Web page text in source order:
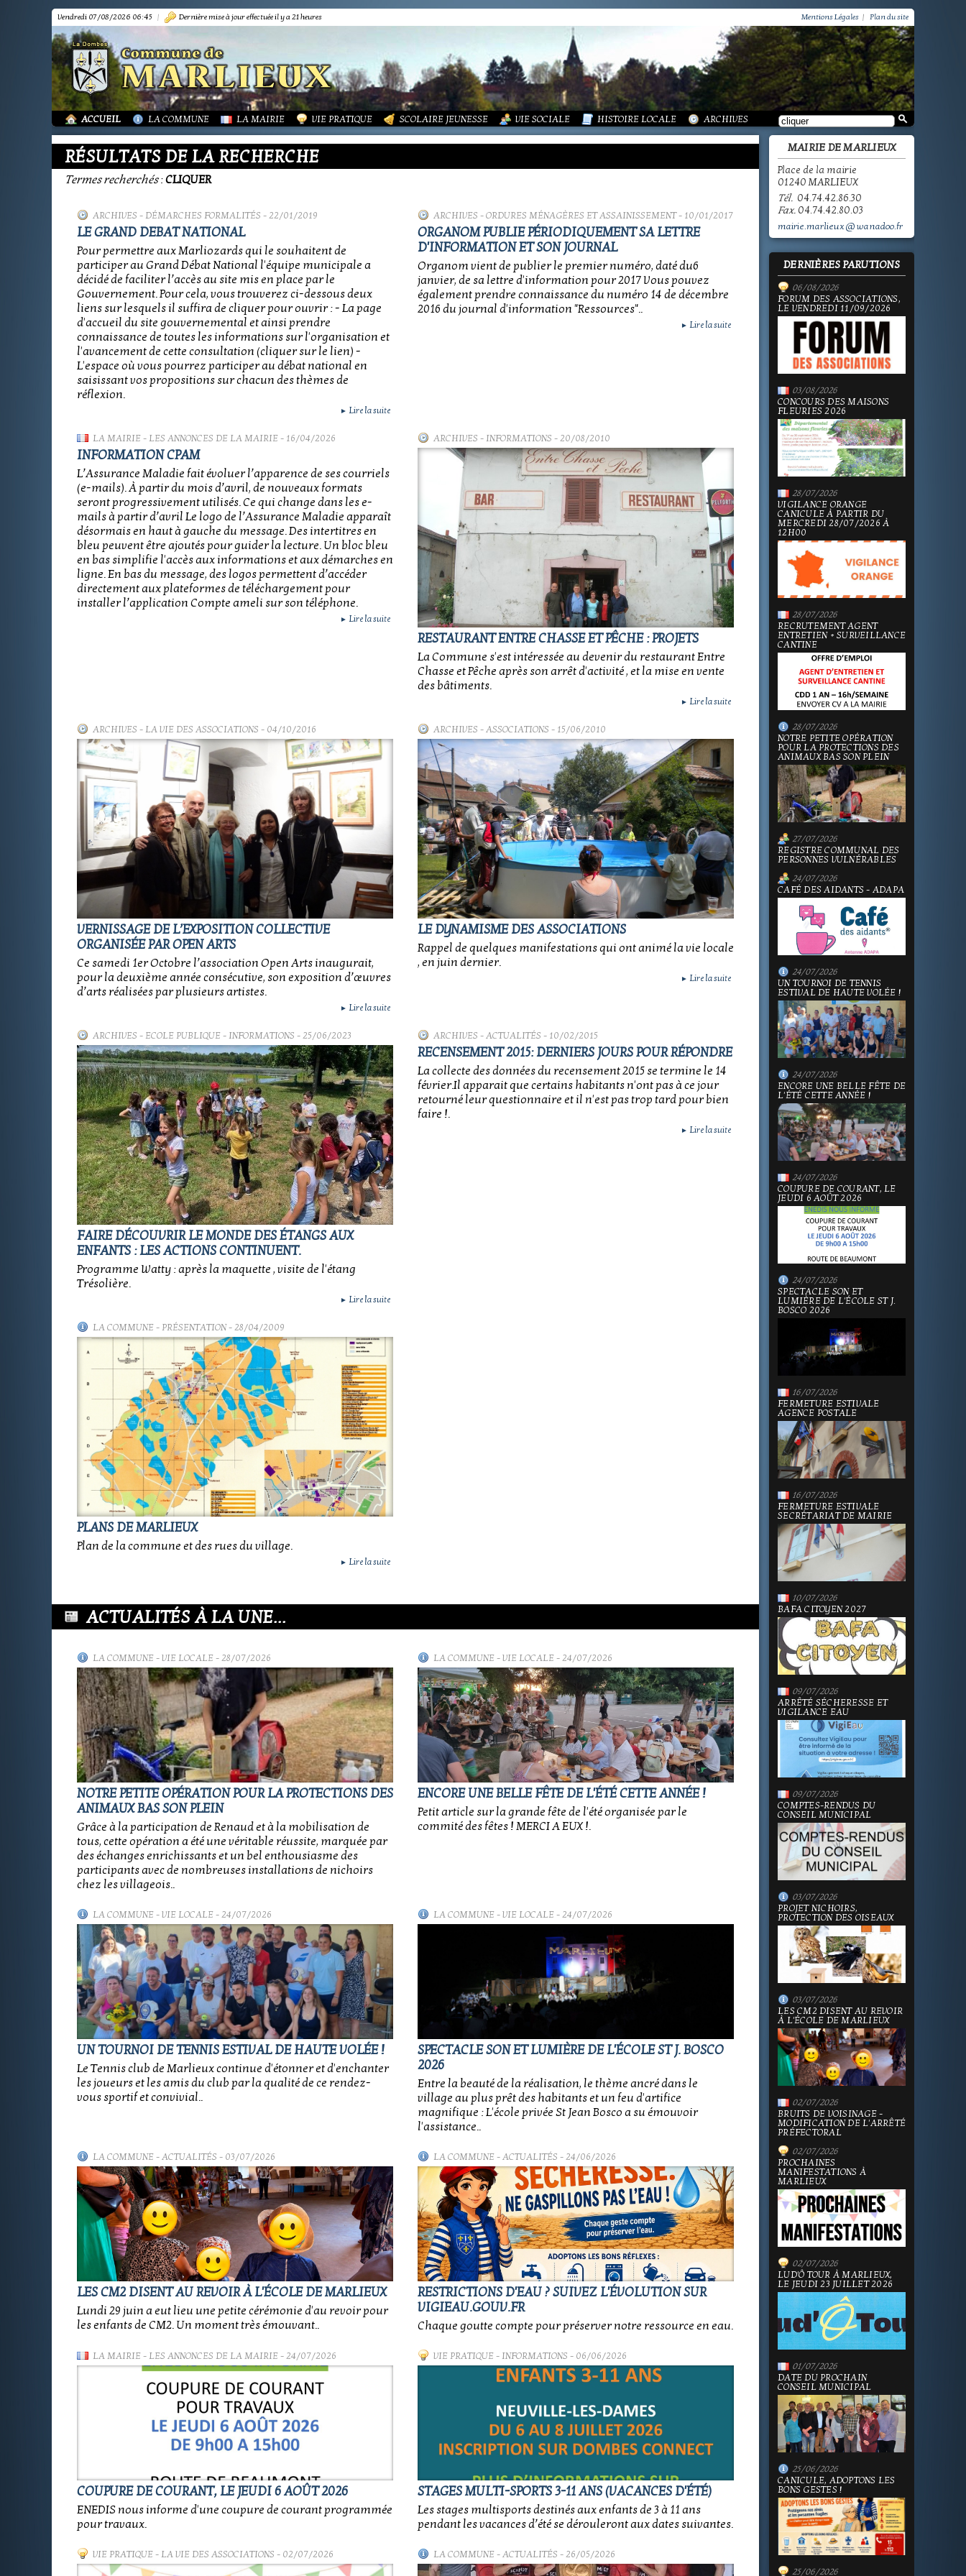
Vendredi 07/08/2026 06:45 | Dernière mise à jour effectuée il y a 21 heures Mentions Légales | Plan du site
ACCUEIL LA COMMUNE LA MAIRIE VIE PRATIQUE SCOLAIRE JEUNESSE VIE SOCIALE HISTOIRE LOCALE ARCHIVES
RÉSULTATS DE LA RECHERCHE
Termes recherchés:CLIQUER
ARCHIVES - DÉMARCHES FORMALITÉS - 22/01/2019
LE GRAND DEBAT NATIONAL
Pour permettre aux Marliozards qui le souhaitent de
participer au Grand Débat National l'équipe municipale a
décidé de faciliter l’accès au site mis en place par le
Gouvernement. Pour cela, vous trouverez ci-dessous deux
liens sur lesquels il suffira de cliquer pour ouvrir : - La page
d'accueil du site gouvernemental et ainsi prendre
connaissance de toutes les informations sur l'organisation et
l'avancement de cette consultation (cliquer sur le lien) -
L'espace où vous pourrez participer au débat national en
saisissant vos propositions sur chacun des thèmes de
réflexion.
► Lire la suite
ARCHIVES -ORDURES MÉNAGÈRES ET ASSAINISSEMENT- 10/01/2017
ORGANOM PUBLIE PÉRIODIQUEMENT SA LETTRE
D'INFORMATION ET SON JOURNAL
Organom vient de publier le premier numéro, daté du6
janvier, de sa lettre d'information pour 2017 Vous pouvez
également prendre connaissance du numéro 14 de décembre
2016 du journal d'information "Ressources"..
► Lire la suite
LA MAIRIE- LES ANNONCES DE LA MAIRIE- 16/04/2026
INFORMATION CPAM
L’Assurance Maladie fait évoluer l’apparence de ses courriels
(e-mails). À partir du mois d’avril, de nouveaux formats
seront progressivement utilisés. Ce qui change dans les e-
mails à partir d’avril Le logo de l’Assurance Maladie apparaît
désormais en haut à gauche du message. Des intertitres en
bleu peuvent être ajoutés pour guider la lecture. Un bloc bleu
en bas simplifie l'accès aux informations et aux démarches en
ligne. En bas du message, des logos permettent d’accéder
directement aux plateformes de téléchargement pour
installer l’application Compte ameli sur son téléphone.
► Lire la suite
ARCHIVES - INFORMATIONS - 20/08/2010
RESTAURANT ENTRE CHASSE ET PÊCHE : PROJETS
La Commune s'est intéressée au devenir du restaurant Entre
Chasse et Pêche après son arrêt d'activité , et la mise en vente
des bâtiments.
► Lire la suite
ARCHIVES - LA VIE DES ASSOCIATIONS - 04/10/2016
VERNISSAGE DE L’EXPOSITION COLLECTIVE
ORGANISÉE PAR OPEN ARTS
Ce samedi 1er Octobre l’association Open Arts inaugurait,
pour la deuxième année consécutive, son exposition d’œuvres
d’arts réalisées par plusieurs artistes.
► Lire la suite
ARCHIVES -ASSOCIATIONS - 15/06/2010
LE DYNAMISME DES ASSOCIATIONS
Rappel de quelques manifestations qui ont animé la vie locale
, en juin dernier.
► Lire la suite
ARCHIVES - ECOLE PUBLIQUE - INFORMATIONS - 25/06/2023
FAIRE DÉCOUVRIR LE MONDE DES ÉTANGS AUX
ENFANTS : LES ACTIONS CONTINUENT.
Programme Watty : après la maquette , visite de l'étang
Trésolière.
► Lire la suite
ARCHIVES -ACTUALITÉS - 10/02/2015
RECENSEMENT 2015: DERNIERS JOURS POUR RÉPONDRE
La collecte des données du recensement 2015 se termine le 14
février.Il apparait que certains habitants n'ont pas à ce jour
retourné leur questionnaire et il n'est pas trop tard pour bien
faire !.
► Lire la suite
LA COMMUNE- PRÉSENTATION- 28/04/2009
PLANS DE MARLIEUX
Plan de la commune et des rues du village.
► Lire la suite
ACTUALITÉS À LA UNE...
LA COMMUNE-VIE LOCALE- 28/07/2026
NOTRE PETITE OPÉRATION POUR LA PROTECTIONS DES
ANIMAUX BAS SON PLEIN
Grâce à la participation de Renaud et à la mobilisation de
tous, cette opération a été une véritable réussite, marquée par
des échanges enrichissants et un bel enthousiasme des
participants avec de nombreuses installations de nichoirs
chez les villageois..
LA COMMUNE-VIE LOCALE- 24/07/2026
ENCORE UNE BELLE FÊTE DE L'ÉTÉ CETTE ANNÉE !
Petit article sur la grande fête de l'été organisée par le
commité des fêtes ! MERCI A EUX !.
LA COMMUNE-VIE LOCALE- 24/07/2026
UN TOURNOI DE TENNIS ESTIVAL DE HAUTE VOLÉE !
Le Tennis club de Marlieux continue d'étonner et d'enchanter
les joueurs et les amis du club par la qualité de ce rendez-
vous sportif et convivial..
LA COMMUNE-VIE LOCALE- 24/07/2026
SPECTACLE SON ET LUMIÈRE DE L'ÉCOLE ST J. BOSCO
2026
Entre la beauté de la réalisation, le thème ancré dans le
village au plus prêt des habitants et un feu d'artifice
magnifique : L'école privée St Jean Bosco a su émouvoir
l'assistance..
LA COMMUNE-ACTUALITÉS - 03/07/2026
LES CM2 DISENT AU REVOIR À L'ÉCOLE DE MARLIEUX
Lundi 29 juin a eut lieu une petite cérémonie d'au revoir pour
les enfants de CM2. Un moment très émouvant..
LA COMMUNE-ACTUALITÉS - 24/06/2026
RESTRICTIONS D'EAU ? SUIVEZ L'ÉVOLUTION SUR
VIGIEAU.GOUV.FR
Chaque goutte compte pour préserver notre ressource en eau.
LA MAIRIE- LES ANNONCES DE LA MAIRIE- 24/07/2026
COUPURE DE COURANT, LE JEUDI 6 AOÛT 2026
ENEDIS nous informe d'une coupure de courant programmée
pour travaux.
VIE PRATIQUE- INFORMATIONS - 06/06/2026
STAGES MULTI-SPORTS 3-11 ANS (VACANCES D'ÉTÉ)
Les stages multisports destinés aux enfants de 3 à 11 ans
pendant les vacances d’été se dérouleront aux dates suivantes.
VIE PRATIQUE- LA VIE DES ASSOCIATIONS - 02/07/2026 LA COMMUNE-ACTUALITÉS - 26/05/2026
MAIRIE DE MARLIEUX
Place de la mairie
01240 MARLIEUX
Tél. 04.74.42.86.30
Fax. 04.74.42.80.03
mairie.marlieux@wanadoo.fr
DERNIÈRES PARUTIONS
06/08/2026
FORUM DES ASSOCIATIONS,
LE VENDREDI 11/09/2026
03/08/2026
CONCOURS DES MAISONS
FLEURIES 2026
28/07/2026
VIGILANCE ORANGE
CANICULE À PARTIR DU
MERCREDI 28/07/2026 À
12H00
28/07/2026
RECRUTEMENT AGENT
ENTRETIEN + SURVEILLANCE
CANTINE
28/07/2026
NOTRE PETITE OPÉRATION
POUR LA PROTECTIONS DES
ANIMAUX BAS SON PLEIN
27/07/2026
REGISTRE COMMUNAL DES
PERSONNES VULNÉRABLES
24/07/2026
CAFÉ DES AIDANTS - ADAPA
24/07/2026
UN TOURNOI DE TENNIS
ESTIVAL DE HAUTE VOLÉE !
24/07/2026
ENCORE UNE BELLE FÊTE DE
L'ÉTÉ CETTE ANNÉE !
24/07/2026
COUPURE DE COURANT, LE
JEUDI 6 AOÛT 2026
24/07/2026
SPECTACLE SON ET
LUMIÈRE DE L'ÉCOLE ST J.
BOSCO 2026
16/07/2026
FERMETURE ESTIVALE
AGENCE POSTALE
16/07/2026
FERMETURE ESTIVALE
SECRÉTARIAT DE MAIRIE
10/07/2026
BAFA CITOYEN 2027
09/07/2026
ARRÊTÉ SÉCHERESSE ET
VIGILANCE EAU
09/07/2026
COMPTES-RENDUS DU
CONSEIL MUNICIPAL
03/07/2026
PROJET NICHOIRS,
PROTECTION DES OISEAUX
03/07/2026
LES CM2 DISENT AU REVOIR
À L'ÉCOLE DE MARLIEUX
02/07/2026
BRUITS DE VOISINAGE -
MODIFICATION DE L'ARRÊTÉ
PRÉFECTORAL
02/07/2026
PROCHAINES
MANIFESTATIONS À
MARLIEUX
02/07/2026
LUD'Ô TOUR À MARLIEUX,
LE JEUDI 23 JUILLET 2026
01/07/2026
DATE DU PROCHAIN
CONSEIL MUNICIPAL
25/06/2026
CANICULE, ADOPTONS LES
BONS GESTES !
25/06/2026
PRÉSENTATION
TOURISME-COMMERCES-ARTISANS
MARPA LE RENON
VIE LOCALE
ACTUALITÉS
BIBLIOTHÈQUE
PLAN LOCAL URBANISME (PLU)
LES ANNONCES DE LA MAIRIE
PUBLICATIONS
ORDURES MÉNAGÈRES ET ASSAINISSEMENT
ASSOCIATIONS
LA VIE DES ASSOCIATIONS
GROUPEMENT PAROISSIAL
ECOLE PUBLIQUE - INFORMATIONS
PÔLE ENFANCE
ECOLE PRIVÉE
ACTION SOCIALE
LA PETITE HISTOIRE DE MARLIEUX
PHOTOS DE MARLIEUX
SCOLAIRE JEUNESSE / INFORMATIONS
SCOLAIRE JEUNESSE / ECOLE PUBLIQUE - INFORMATIONS
SCOLAIRE JEUNESSE / PÔLE ENFANCE
SCOLAIRE JEUNESSE / ECOLE PRIVÉE
VIE SOCIALE / ACTION SOCIALE
/ ECOLE PUBLIQUE - INFORMATIONS
/ LA VIE DES ASSOCIATIONS
/ VIE LOCALE